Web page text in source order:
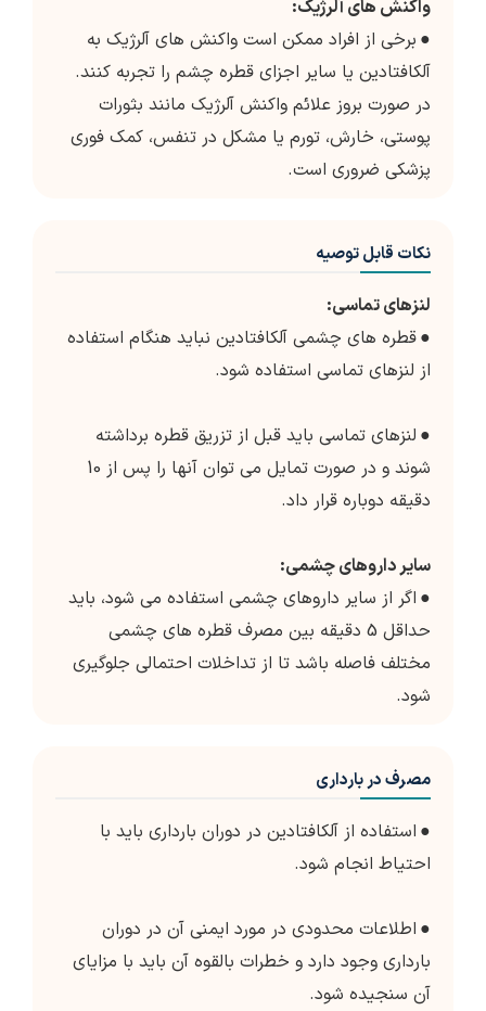
واکنش های آلرژیک:
● برخی از افراد ممکن است واکنش های آلرژیک به
آلکافتادین یا سایر اجزای قطره چشم را تجربه کنند.
در صورت بروز علائم واکنش آلرژیک مانند بثورات
پوستی، خارش، تورم یا مشکل در تنفس، کمک فوری
پزشکی ضروری است.
نکات قابل توصیه
لنزهای تماسی:
●قطره های چشمی آلکافتادین نباید هنگام استفاده
از لنزهای تماسی استفاده شود.
● لنزهای تماسی باید قبل از تزریق قطره برداشته
شوند و در صورت تمایل می توان آنها را پس از 10
دقیقه دوباره قرار داد.
سایر داروهای چشمی:
● اگر از سایر داروهای چشمی استفاده می شود، باید
حداقل 5 دقیقه بین مصرف قطره های چشمی
مختلف فاصله باشد تا از تداخلات احتمالی جلوگیری
شود.
مصرف در بارداری
● استفاده از آلکافتادین در دوران بارداری باید با
احتیاط انجام شود.
● اطلاعات محدودی در مورد ایمنی آن در دوران
بارداری وجود دارد و خطرات بالقوه آن باید با مزایای
آن سنجیده شود.